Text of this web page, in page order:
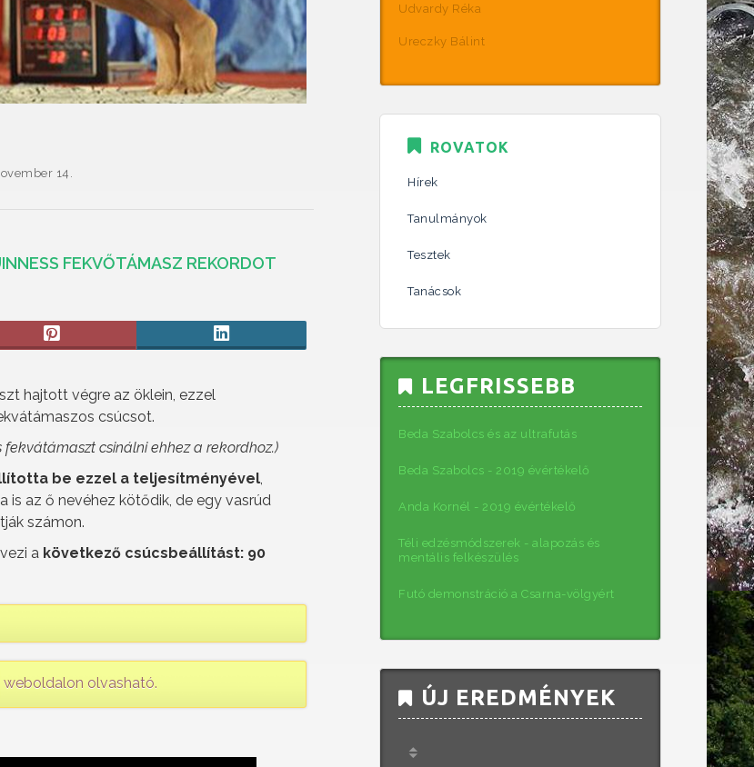
14.
FEKVŐTÁMASZ REKORDOT
hajtott végre az öklein, ezzel
csúcsot.
csinálni ehhez a rekordhoz.)
be ezzel a teljesítményével,
is az ő nevéhez kötődik, de egy vasrúd
számon.
a következő csúcsbeállítást: 90
weboldalon olvasható.
Udvardy Réka
Ureczky Bálint
ROVATOK
Hírek
Tanulmányok
Tesztek
Tanácsok
LEGFRISSEBB
Beda Szabolcs és az ultrafutás
Beda Szabolcs - 2019 évértékelő
Anda Kornél - 2019 évértékelő
Téli edzésmódszerek - alapozás és
mentális felkészülés
Futó demonstráció a Csarna-völgyért
ÚJ EREDMÉNYEK